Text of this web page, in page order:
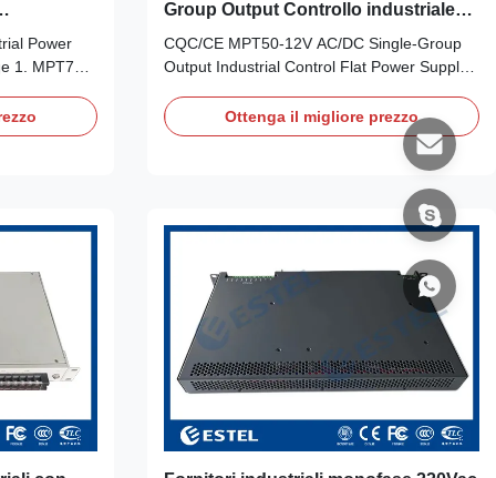
anti-
Power
1. MPT75-
low
group
has
1,
Group Output Controllo industriale
Flat Power Supply
CQC/CE MPT50-12V AC/DC Single-Group
Output Industrial Control Flat Power Supply
Group Output Industrial Control Flat Power
Supply Input Characteristics Input voltage
range 85-264Vac/120~370Vdc Input voltage
0.95A @115 Vac, MAX. 0.56A @230 Vac
surge current
Ottenga il migliore prezzo